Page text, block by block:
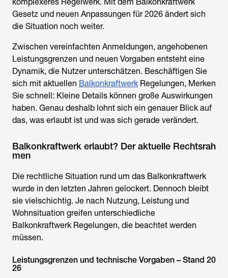
Gesetz und neuen Anpassungen für 2026 ändert sich
die Situation noch weiter.
Zwischen vereinfachten Anmeldungen, angehobenen
Leistungsgrenzen und neuen Vorgaben entsteht eine
Dynamik, die Nutzer unterschätzen. Beschäftigen Sie
sich mit aktuellen Balkonkraftwerk Regelungen, Merken
Sie schnell: Kleine Details können große Auswirkungen
haben. Genau deshalb lohnt sich ein genauer Blick auf
das, was erlaubt ist und was sich gerade verändert.
Balkonkraftwerk erlaubt? Der aktuelle Rechtsrah
men
Die rechtliche Situation rund um das Balkonkraftwerk
wurde in den letzten Jahren gelockert. Dennoch bleibt
sie vielschichtig. Je nach Nutzung, Leistung und
Wohnsituation greifen unterschiedliche
Balkonkraftwerk Regelungen, die beachtet werden
müssen.
Leistungsgrenzen und technische Vorgaben – Stand 20
26